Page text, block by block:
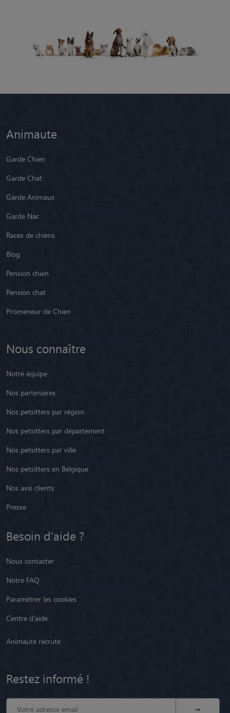
Animaute
Garde Chien
Garde Chat
Garde Animaux
Garde Nac
Races de chiens
Blog
Pension chien
Pension chat
Promeneur de Chien
Nous connaître
Notre équipe
Nos partenaires
Nos petsitters par région
Nos petsitters par département
Nos petsitters par ville
Nos petsitters en Belgique
Nos avis clients
Presse
Besoin d'aide ?
Nous contacter
Notre FAQ
Paramétrer les cookies
Centre d'aide
Animaute recrute
Restez informé !